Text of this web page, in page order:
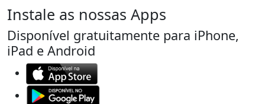
Instale as nossas Apps
Disponível gratuitamente para iPhone,
iPad e Android